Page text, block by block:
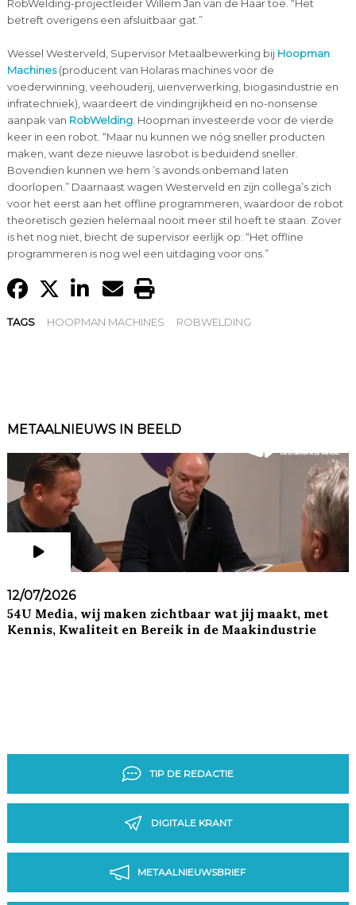
RobWelding-projectleider Willem Jan van de Haar toe. “Het
betreft overigens een afsluitbaar gat.”
Wessel Westerveld, Supervisor Metaalbewerking bij Hoopman
Machines (producent van Holaras machines voor de
voederwinning, veehouderij, uienverwerking, biogasindustrie en
infratechniek), waardeert de vindingrijkheid en no-nonsense
aanpak van RobWelding. Hoopman investeerde voor de vierde
keer in een robot. “Maar nu kunnen we nóg sneller producten
maken, want deze nieuwe lasrobot is beduidend sneller.
Bovendien kunnen we hem ’s avonds onbemand laten
doorlopen.” Daarnaast wagen Westerveld en zijn collega’s zich
voor het eerst aan het offline programmeren, waardoor de robot
theoretisch gezien helemaal nooit meer stil hoeft te staan. Zover
is het nog niet, biecht de supervisor eerlijk op: “Het offline
programmeren is nog wel een uitdaging voor ons.”
TAGS HOOPMAN MACHINES ROBWELDING
METAALNIEUWS IN BEELD
12/07/2026
54U Media, wij maken zichtbaar wat jij maakt, met
Kennis, Kwaliteit en Bereik in de Maakindustrie
TIP DE REDACTIE
DIGITALE KRANT
METAALNIEUWSBRIEF